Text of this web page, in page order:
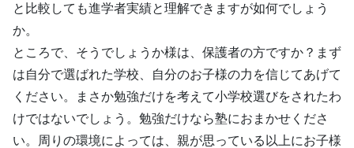
と比較しても進学者実績と理解できますが如何でしょう
か。
ところで、そうでしょうか様は、保護者の方ですか？まず
は自分で選ばれた学校、自分のお子様の力を信じてあげて
ください。まさか勉強だけを考えて小学校選びをされたわ
けではないでしょう。勉強だけなら塾におまかせくださ
い。周りの環境によっては、親が思っている以上にお子様